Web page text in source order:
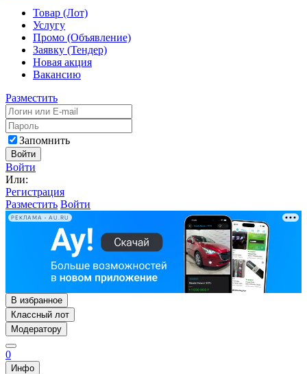
Товар (Лот)
Услугу
Промо (Объявление)
Заявку (Тендер)
Новая акция
Вакансию
Разместить
Запомнить
Войти
Войти
Или:
Регистрация
Разместить Войти
РЕКЛАМА • AU.RU
В избранное
Классный лот
Модератору
0
Инфо